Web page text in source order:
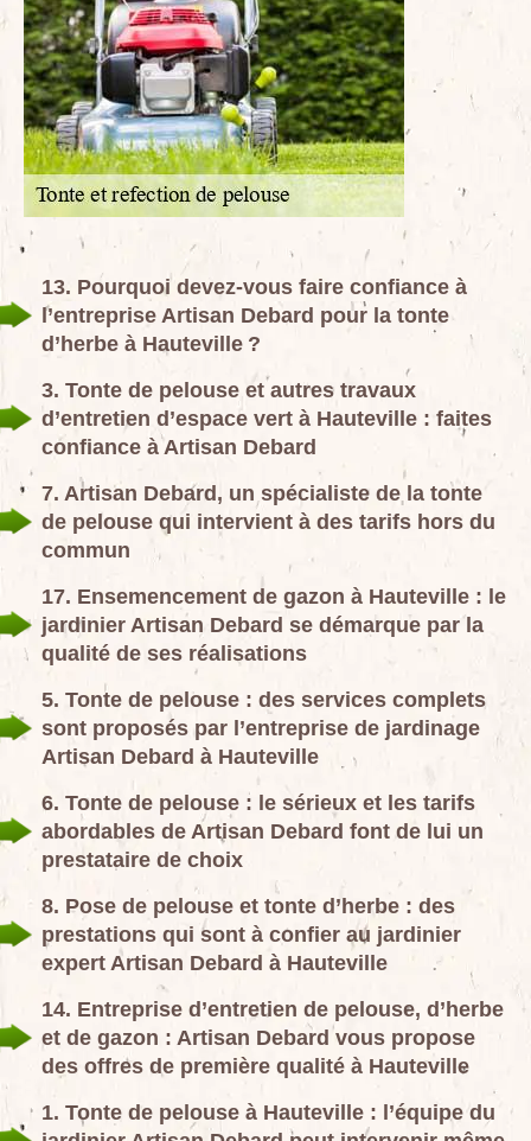
13. Pourquoi devez-vous faire confiance à
l’entreprise Artisan Debard pour la tonte
d’herbe à Hauteville ?
3. Tonte de pelouse et autres travaux
d’entretien d’espace vert à Hauteville : faites
confiance à Artisan Debard
7. Artisan Debard, un spécialiste de la tonte
de pelouse qui intervient à des tarifs hors du
commun
17. Ensemencement de gazon à Hauteville : le
jardinier Artisan Debard se démarque par la
qualité de ses réalisations
5. Tonte de pelouse : des services complets
sont proposés par l’entreprise de jardinage
Artisan Debard à Hauteville
6. Tonte de pelouse : le sérieux et les tarifs
abordables de Artisan Debard font de lui un
prestataire de choix
8. Pose de pelouse et tonte d’herbe : des
prestations qui sont à confier au jardinier
expert Artisan Debard à Hauteville
14. Entreprise d’entretien de pelouse, d’herbe
et de gazon : Artisan Debard vous propose
des offres de première qualité à Hauteville
1. Tonte de pelouse à Hauteville : l’équipe du